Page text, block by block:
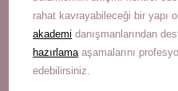
rahat kavrayabileceği bir yapı
akademi danışmanlarından
hazırlama aşamalarını
edebilirsiniz.